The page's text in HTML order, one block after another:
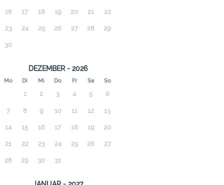
16 17 18 19 20 21 22
23 24 25 26 27 28 29
30
DEZEMBER - 2026
Mo Di Mi Do Fr Sa So
1 2 3 4 5 6
7 8 9 10 11 12 13
14 15 16 17 18 19 20
21 22 23 24 25 26 27
28 29 30 31